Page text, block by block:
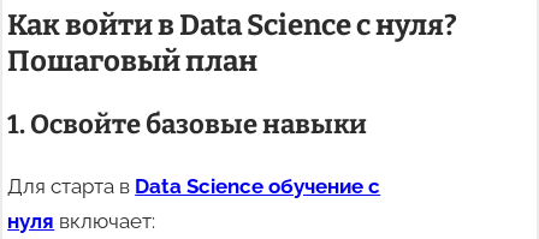
Как войти в Data Science с нуля?
Пошаговый план
1. Освойте базовые навыки
Для старта в Data Science обучение с
нуля включает: